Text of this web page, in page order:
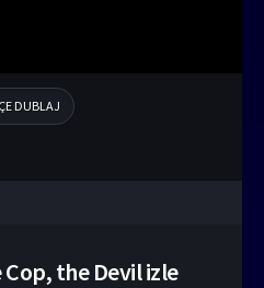
DUBLAJ
the Devil izle